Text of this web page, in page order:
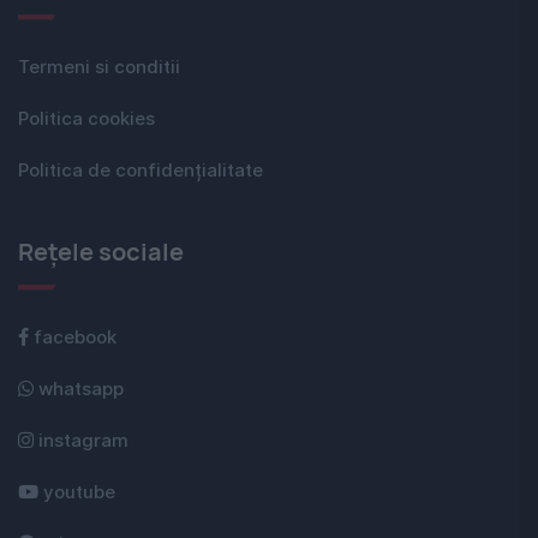
Termeni si conditii
Politica cookies
Politica de confidențialitate
Rețele sociale
facebook
whatsapp
instagram
youtube